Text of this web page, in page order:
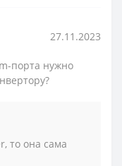
27.11.2023
порта нужно
то она сама